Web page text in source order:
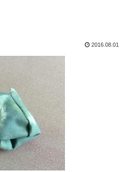
2016.08.01